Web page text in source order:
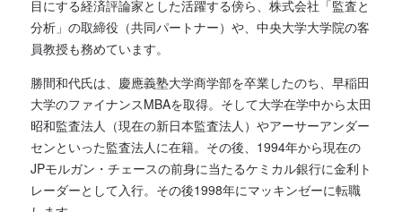
目にする経済評論家とした活躍する傍ら、株式会社「監査と
分析」の取締役（共同パートナー）や、中央大学大学院の客
員教授も務めています。
勝間和代氏は、慶應義塾大学商学部を卒業したのち、早稲田
大学のファイナンスMBAを取得。そして大学在学中から太田
昭和監査法人（現在の新日本監査法人）やアーサーアンダー
センといった監査法人に在籍。その後、1994年から現在の
JPモルガン・チェースの前身に当たるケミカル銀行に金利ト
レーダーとして入行。その後1998年にマッキンゼーに転職